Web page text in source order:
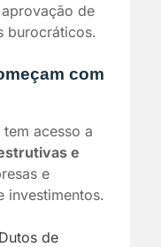
de
burocráticos.
com
acesso a
e
e
investimentos.
de